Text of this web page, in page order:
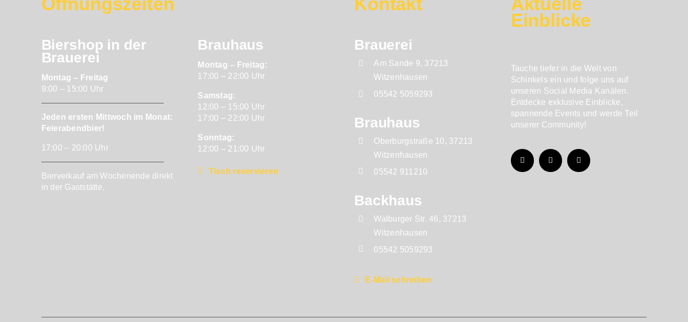
Biershop in der
Brauerei
Montag – Freitag
9:00 – 15:00 Uhr
Jeden ersten Mittwoch im Monat:
Feierabendbier!
17:00 – 20:00 Uhr
Bierverkauf am Wochenende direkt
in der Gaststätte.
Brauhaus
Montag – Freitag:
17:00 – 22:00 Uhr
Samstag:
12:00 – 15:00 Uhr
17:00 – 22:00 Uhr
Sonntag:
12:00 – 21:00 Uhr
Tisch reservieren
Brauerei
Am Sande 9, 37213
Witzenhausen
05542 5059293
Brauhaus
Oberburgstraße 10, 37213
Witzenhausen
05542 911210
Backhaus
Walburger Str. 46, 37213
Witzenhausen
05542 5059293
E-Mail schreiben
Einblicke
Tauche tiefer in die Welt von
Schinkels ein und folge uns auf
unseren Social Media Kanälen.
Entdecke exklusive Einblicke,
spannende Events und werde Teil
unserer Community!